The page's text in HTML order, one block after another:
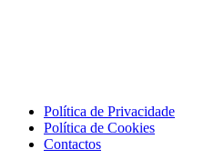
Política de Privacidade
Política de Cookies
Contactos